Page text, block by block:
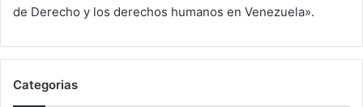
de Derecho y los derechos humanos en Venezuela».
Categorias